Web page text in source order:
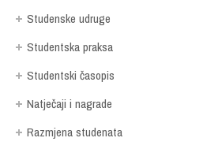
Studenske udruge
Studentska praksa
Studentski časopis
Natječaji i nagrade
Razmjena studenata